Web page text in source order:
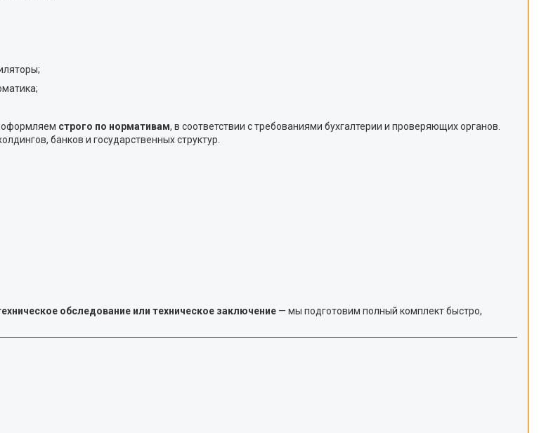
оформляем строго по нормативам, в соответствии с требованиями бухгалтерии и проверяющих органов.
банков и государственных структур.
обследование или техническое заключение — мы подготовим полный комплект быстро,